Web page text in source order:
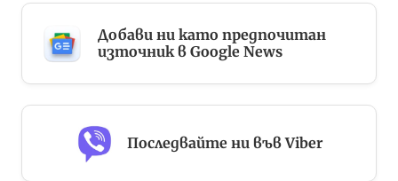
Добави ни като предпочитан
източник в Google News
Последвайте ни във Viber